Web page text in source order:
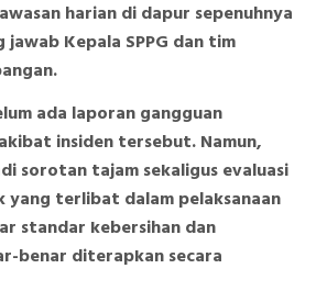
harian di dapur sepenuhnya
Kepala SPPG dan tim
ada laporan gangguan
insiden tersebut. Namun,
sorotan tajam sekaligus evaluasi
yang terlibat dalam pelaksanaan
standar kebersihan dan
benar diterapkan secara